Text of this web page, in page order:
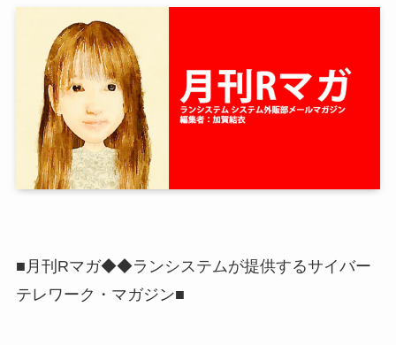
■月刊Rマガ◆◆ランシステムが提供するサイバー
テレワーク・マガジン■